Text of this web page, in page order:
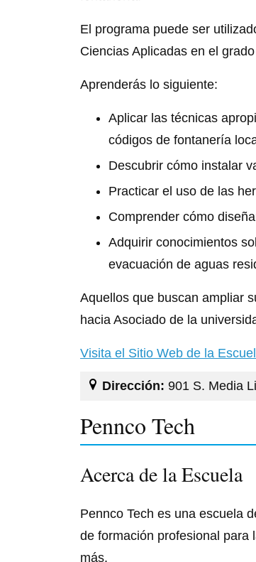
El programa puede ser
Ciencias Aplicadas en el
Aprenderás lo siguiente:
Aplicar las técnicas
códigos de fontanería
Descubrir cómo instalar
Practicar el uso de las
Comprender cómo
Adquirir conocimientos
evacuación de aguas
Aquellos que buscan ampliar
hacia Asociado de la
Visita el Sitio Web de la
Dirección: 901 S. Media
Pennco Tech
Acerca de la Escuela
Pennco Tech es una escuela
de formación profesional para
más.